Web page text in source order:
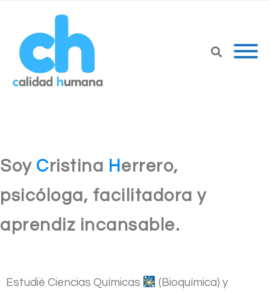
Soy Cristina H errero,
psicóloga, facilitadora y
aprendiz incansable.
Estudié Ciencias Químicas
(Bioquímica) y